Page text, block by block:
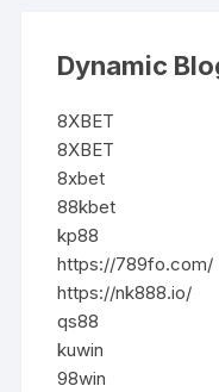
Dynamic
8XBET
8XBET
8xbet
88kbet
kp88
https://789fo.com/
https://nk888.io/
qs88
kuwin
98win